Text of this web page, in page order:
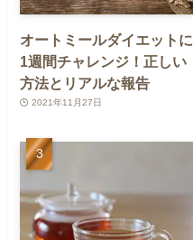
オートミールダイエットに
1週間チャレンジ！正しい
方法とリアルな報告
2021年11月27日